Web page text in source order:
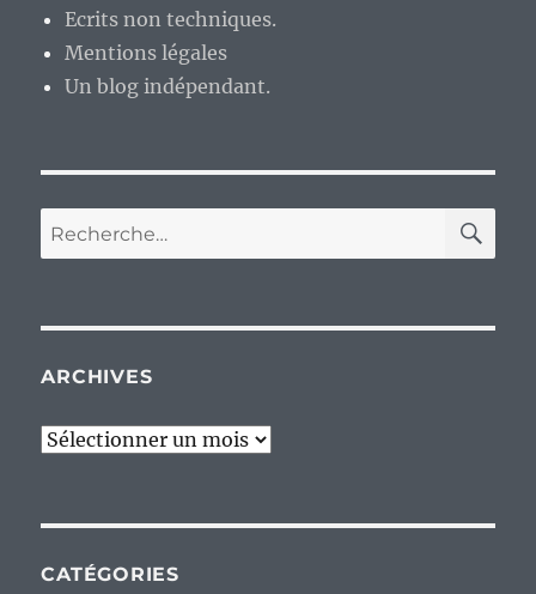
Ecrits non techniques.
Mentions légales
Un blog indépendant.
Recherche
pour :
ARCHIVES
Archives
CATÉGORIES